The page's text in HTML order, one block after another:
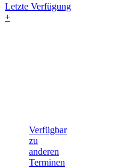
Letzte Verfügung
+
Verfügbar
zu
anderen
Terminen